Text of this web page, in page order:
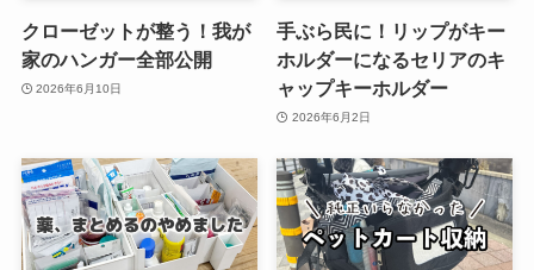
クローゼットが整う！我が
家のハンガー全部公開
2026年6月10日
手ぶら民に！リップがキー
ホルダーになるセリアのキ
ャップキーホルダー
2026年6月2日